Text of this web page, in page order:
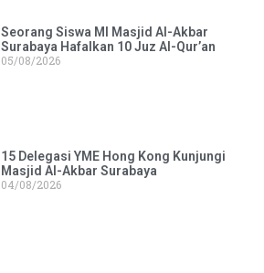
Seorang Siswa MI Masjid Al-Akbar
Surabaya Hafalkan 10 Juz Al-Qur’an
05/08/2026
15 Delegasi YME Hong Kong Kunjungi
Masjid Al-Akbar Surabaya
04/08/2026